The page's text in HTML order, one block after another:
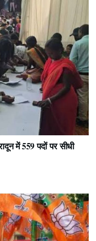
में 559 पदों पर सीधी